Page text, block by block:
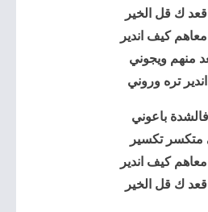
قعد ك قل الخير
كيف اندير
منهم ويجوني
تره وروني
فالشدة باعوني
متكسر تكسير
كيف اندير
قعد ك قل الخير